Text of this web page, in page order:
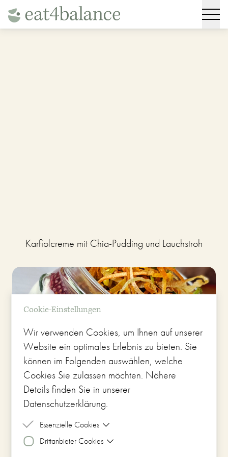
Cookie-Einstellungen
Wir verwenden Cookies, um Ihnen auf unserer
Website ein optimales Erlebnis zu bieten. Sie
können im Folgenden auswählen, welche
Cookies Sie zulassen möchten. Nähere
Details finden Sie in unserer
Datenschutzerklärung.
Essenzielle Cookies
Essenzielle Cookies sind Cookies, welche
Drittanbieter Cookies
Karfiolcreme mit Chia-Pudding und Lauchstroh